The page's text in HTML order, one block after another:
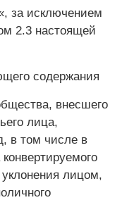
за исключением
2.3 настоящей
содержания
внесшего
лица,
в том числе в
лицом,